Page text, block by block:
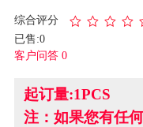
综合评分
已售:0
客户问答 0
起订量:1PCS
注：如果您有任